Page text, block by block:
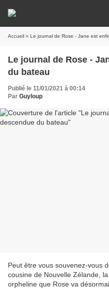
Accueil » Le journal de Rose - Jane est
Le journal de Rose -
du bateau
Publié le 11/01/2021 à 00:14
Par Guyloup
Peut être vous souvenez-vous
cousine de Nouvelle Zélande,
orpheline que Rose va